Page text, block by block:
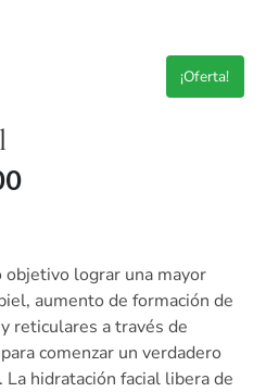
¡Oferta!
lograr una mayor
aumento de formación de
reticulares a través de
comenzar un verdadero
hidratación facial libera de